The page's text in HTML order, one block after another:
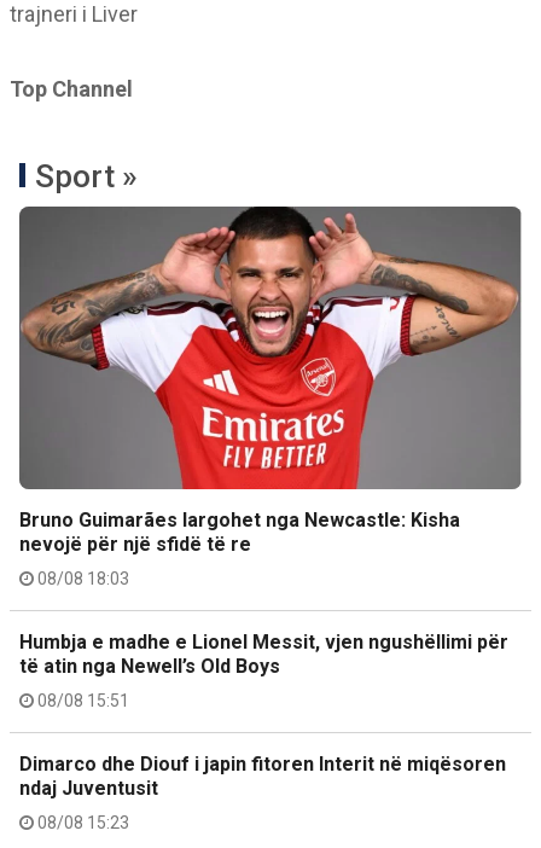
trajneri i Liver
Top Channel
Sport »
Bruno Guimarães largohet nga Newcastle: Kisha
nevojë për një sfidë të re
08/08 18:03
Humbja e madhe e Lionel Messit, vjen ngushëllimi për
të atin nga Newell’s Old Boys
08/08 15:51
Dimarco dhe Diouf i japin fitoren Interit në miqësoren
ndaj Juventusit
08/08 15:23